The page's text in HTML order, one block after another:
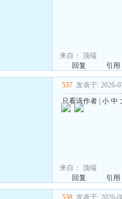
来自： 顶端
回复
引用
537 发表于: 2026-
只看该作者| 小 中
来自： 顶端
回复
引用
538 发表于: 2026-